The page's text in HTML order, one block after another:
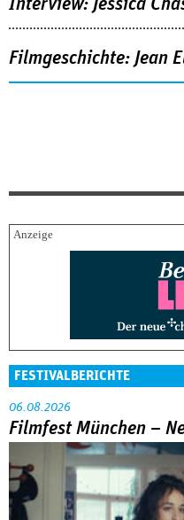
Interview: Jessica
Filmgeschichte: Jean
FESTIVALBERICHTE
06.08.2026
Filmfest München –